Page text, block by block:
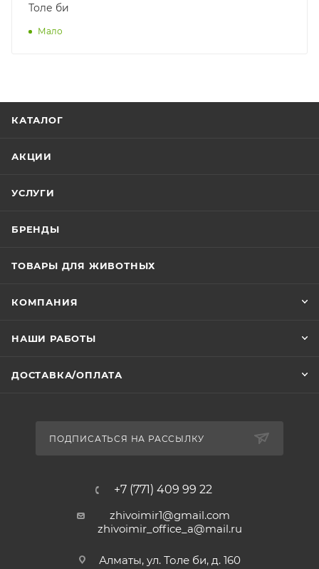
Толе би
Мало
КАТАЛОГ
АКЦИИ
УСЛУГИ
БРЕНДЫ
ТОВАРЫ ДЛЯ ЖИВОТНЫХ
КОМПАНИЯ
НАШИ РАБОТЫ
ДОСТАВКА/ОПЛАТА
ПОДПИСАТЬСЯ НА РАССЫЛКУ
+7 (771) 409 99 22
zhivoimir1@gmail.com
zhivoimir_office_a@mail.ru
Алматы, ул. Толе би, д. 160